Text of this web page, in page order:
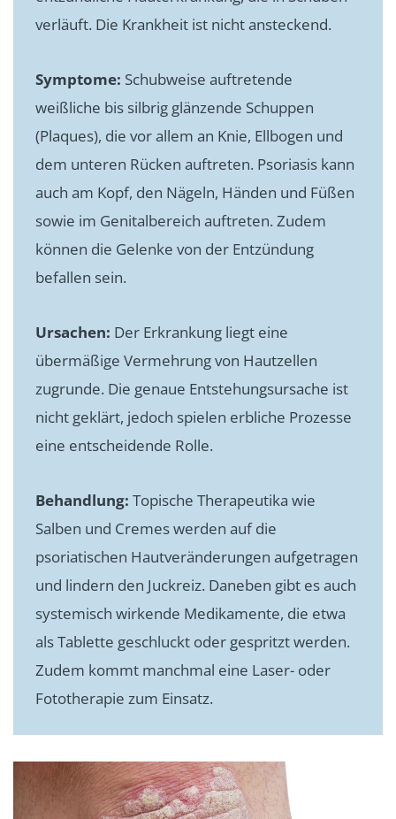
verläuft. Die Krankheit ist nicht ansteckend.
Symptome: Schubweise auftretende
weißliche bis silbrig glänzende Schuppen
(Plaques), die vor allem an Knie, Ellbogen und
dem unteren Rücken auftreten. Psoriasis kann
auch am Kopf, den Nägeln, Händen und Füßen
sowie im Genitalbereich auftreten. Zudem
können die Gelenke von der Entzündung
befallen sein.
Ursachen: Der Erkrankung liegt eine
übermäßige Vermehrung von Hautzellen
zugrunde. Die genaue Entstehungsursache ist
nicht geklärt, jedoch spielen erbliche Prozesse
eine entscheidende Rolle.
Behandlung: Topische Therapeutika wie
Salben und Cremes werden auf die
psoriatischen Hautveränderungen aufgetragen
und lindern den Juckreiz. Daneben gibt es auch
systemisch wirkende Medikamente, die etwa
als Tablette geschluckt oder gespritzt werden.
Zudem kommt manchmal eine Laser- oder
Fototherapie zum Einsatz.